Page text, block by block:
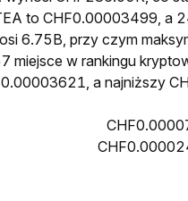
to CHF0.00003499, a
6.75B, przy czym
miejsce w rankingu
a najniższy